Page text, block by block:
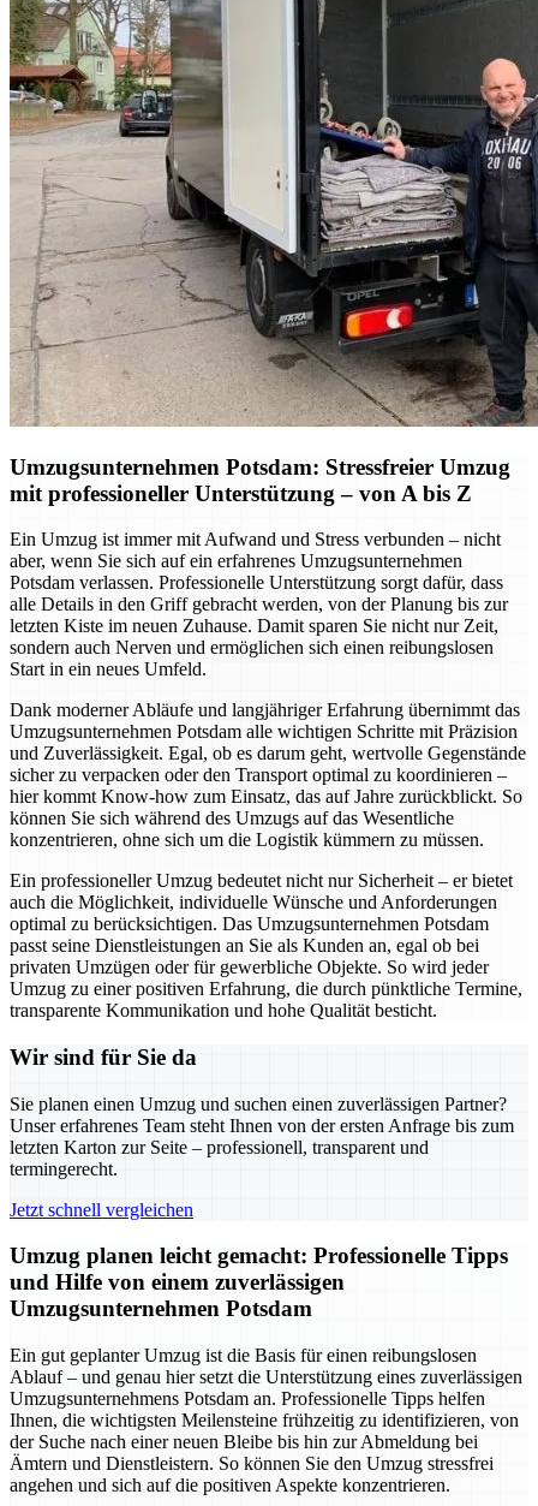
Umzugsunternehmen Potsdam: Stressfreier Umzug
mit professioneller Unterstützung – von A bis Z
Ein Umzug ist immer mit Aufwand und Stress verbunden – nicht
aber, wenn Sie sich auf ein erfahrenes Umzugsunternehmen
Potsdam verlassen. Professionelle Unterstützung sorgt dafür, dass
alle Details in den Griff gebracht werden, von der Planung bis zur
letzten Kiste im neuen Zuhause. Damit sparen Sie nicht nur Zeit,
sondern auch Nerven und ermöglichen sich einen reibungslosen
Start in ein neues Umfeld.
Dank moderner Abläufe und langjähriger Erfahrung übernimmt das
Umzugsunternehmen Potsdam alle wichtigen Schritte mit Präzision
und Zuverlässigkeit. Egal, ob es darum geht, wertvolle Gegenstände
sicher zu verpacken oder den Transport optimal zu koordinieren –
hier kommt Know-how zum Einsatz, das auf Jahre zurückblickt. So
können Sie sich während des Umzugs auf das Wesentliche
konzentrieren, ohne sich um die Logistik kümmern zu müssen.
Ein professioneller Umzug bedeutet nicht nur Sicherheit – er bietet
auch die Möglichkeit, individuelle Wünsche und Anforderungen
optimal zu berücksichtigen. Das Umzugsunternehmen Potsdam
passt seine Dienstleistungen an Sie als Kunden an, egal ob bei
privaten Umzügen oder für gewerbliche Objekte. So wird jeder
Umzug zu einer positiven Erfahrung, die durch pünktliche Termine,
transparente Kommunikation und hohe Qualität besticht.
Wir sind für Sie da
Sie planen einen Umzug und suchen einen zuverlässigen Partner?
Unser erfahrenes Team steht Ihnen von der ersten Anfrage bis zum
letzten Karton zur Seite – professionell, transparent und
termingerecht.
Jetzt schnell vergleichen
Umzug planen leicht gemacht: Professionelle Tipps
und Hilfe von einem zuverlässigen
Umzugsunternehmen Potsdam
Ein gut geplanter Umzug ist die Basis für einen reibungslosen
Ablauf – und genau hier setzt die Unterstützung eines zuverlässigen
Umzugsunternehmens Potsdam an. Professionelle Tipps helfen
Ihnen, die wichtigsten Meilensteine frühzeitig zu identifizieren, von
der Suche nach einer neuen Bleibe bis hin zur Abmeldung bei
Ämtern und Dienstleistern. So können Sie den Umzug stressfrei
angehen und sich auf die positiven Aspekte konzentrieren.